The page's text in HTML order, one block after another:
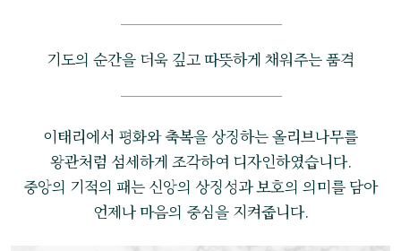
기도의 순간을 더욱 깊고 따뜻하게 채워주는 품격
이태리에서 평화와 축복을 상징하는 올리브나무를
왕관처럼 섬세하게 조각하여 디자인하였습니다.
중앙의 기적의 패는 신앙의 상징성과 보호의 의미를 담아
언제나 마음의 중심을 지켜줍니다.